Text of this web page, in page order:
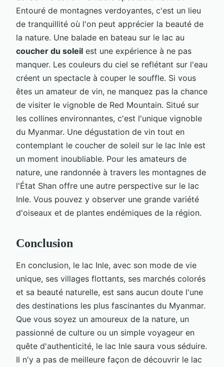
Entouré de montagnes verdoyantes, c'est un lieu
de tranquillité où l'on peut apprécier la beauté de
la nature. Une balade en bateau sur le lac au
coucher du soleil est une expérience à ne pas
manquer. Les couleurs du ciel se reflétant sur l'eau
créent un spectacle à couper le souffle. Si vous
êtes un amateur de vin, ne manquez pas la chance
de visiter le vignoble de Red Mountain. Situé sur
les collines environnantes, c'est l'unique vignoble
du Myanmar. Une dégustation de vin tout en
contemplant le coucher de soleil sur le lac Inle est
un moment inoubliable. Pour les amateurs de
nature, une randonnée à travers les montagnes de
l'État Shan offre une autre perspective sur le lac
Inle. Vous pouvez y observer une grande variété
d'oiseaux et de plantes endémiques de la région.
Conclusion
En conclusion, le lac Inle, avec son mode de vie
unique, ses villages flottants, ses marchés colorés
et sa beauté naturelle, est sans aucun doute l'une
des destinations les plus fascinantes du Myanmar.
Que vous soyez un amoureux de la nature, un
passionné de culture ou un simple voyageur en
quête d'authenticité, le lac Inle saura vous séduire.
Il n'y a pas de meilleure façon de découvrir le lac